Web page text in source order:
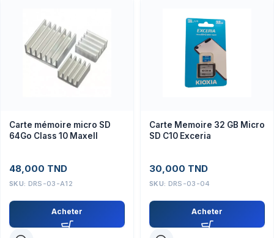
Carte mémoire micro SD
64Go Class 10 Maxell
48,000 TND
SKU: DRS-03-A12
Acheter
Carte Memoire 32 GB Micro
SD C10 Exceria
30,000 TND
SKU: DRS-03-04
Acheter